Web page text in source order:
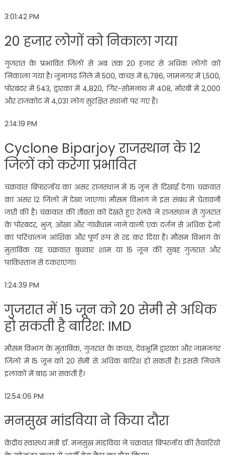
3:01:42 PM
20 हजार लोगों को निकाला गया
गुजरात के प्रभावित जिलों से अब तक 20 हजार से अधिक लोगों को
निकाला गया है। जूनागढ़ जिले में 500, कच्छ में 6,786, जामनगर में 1,500,
पोरबंदर में 543, द्वारका में 4,820, गिर-सोमनाथ में 408, मोरबी में 2,000
और राजकोट में 4,031 लोग सुरक्षित स्थानों पर गए हैं।
2:14:19 PM
Cyclone Biparjoy राजस्थान के 12
जिलों को करेगा प्रभावित
चक्रवात बिपारजॉय का असर राजस्थान में 15 जून से दिखाई देगा। चक्रवात
का असर 12 जिलों में देखा जाएगा। मौसम विभाग ने इस संबंध में चेतावनी
जारी की है। चक्रवात की तीव्रता को देखते हुए रेलवे ने राजस्थान से गुजरात
के पोरबंदर, भुज, ओखा और गांधीधाम जाने वाली एक दर्जन से अधिक ट्रेनों
का परिचालन आंशिक और पूर्ण रूप से रद्द कर दिया है। मौसम विभाग के
मुताबिक यह चक्रवात बुधवार शाम या 15 जून की सुबह गुजरात और
पाकिस्तान से टकराएगा।
1:24:39 PM
गुजरात में 15 जून को 20 सेमी से अधिक
हो सकती है बारिश: IMD
मौसम विभाग के मुताबिक, गुजरात के कच्छ, देवभूमि द्वारका और जामनगर
जिलों में 15 जून को 20 सेमी से अधिक बारिश हो सकती है। इससे निचले
इलाकों में बाढ़ आ सकती है।
12:54:06 PM
मनसुख मांडविया ने किया दौरा
केंद्रीय स्वास्थ्य मंत्री डॉ. मनसुख मांडविया ने चक्रवात बिपरजॉय की तैयारियों